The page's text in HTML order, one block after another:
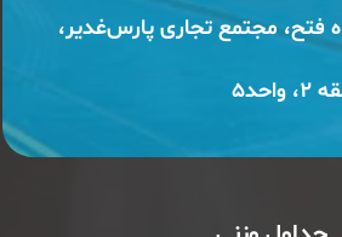
بزرگراه فتح، مجتمع تجاری پارس‌غدیر،
واحد۵